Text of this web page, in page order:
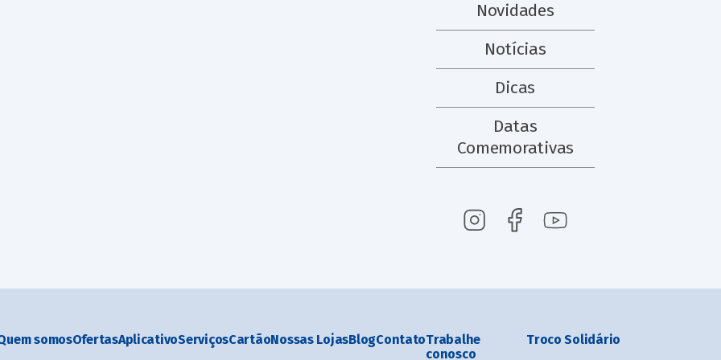
Novidades
Notícias
Dicas
Datas
Comemorativas
somosOfertasAplicativoServiçosCartãoNossas LojasBlogContatoTrabalhe
conosco
Troco Solidário